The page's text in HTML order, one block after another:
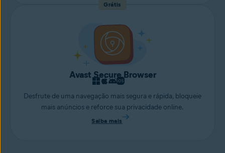
Grátis
Avast Secure Browser
Desfrute de uma navegação mais segura e rápida, bloqueie
mais anúncios e reforce sua privacidade online.
Saiba mais